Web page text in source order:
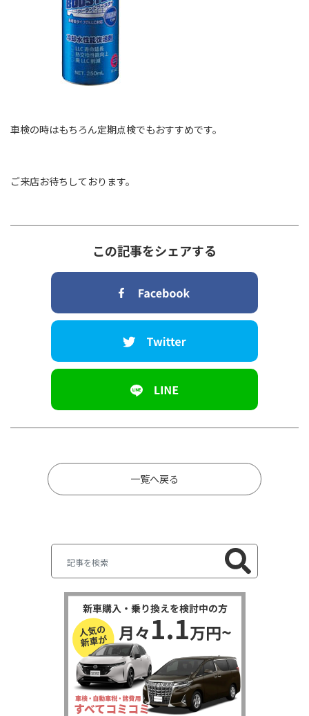
車検の時はもちろん定期点検でもおすすめです。
ご来店お待ちしております。
この記事をシェアする
一覧へ戻る